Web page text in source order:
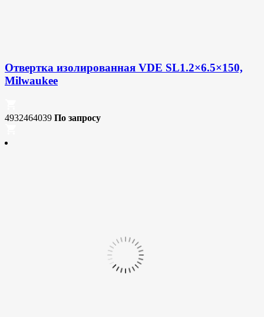
Отвертка изолированная VDE SL1.2×6.5×150,
Milwaukee
4932464039 По запросу